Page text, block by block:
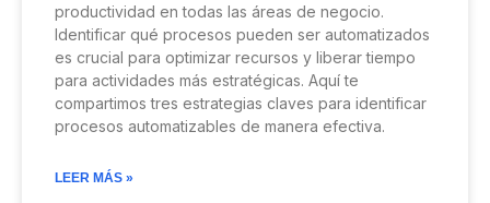
productividad en todas las áreas de negocio.
Identificar qué procesos pueden ser automatizados
es crucial para optimizar recursos y liberar tiempo
para actividades más estratégicas. Aquí te
compartimos tres estrategias claves para identificar
procesos automatizables de manera efectiva.
LEER MÁS »